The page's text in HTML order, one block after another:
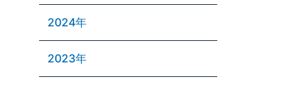
2024年
2023年